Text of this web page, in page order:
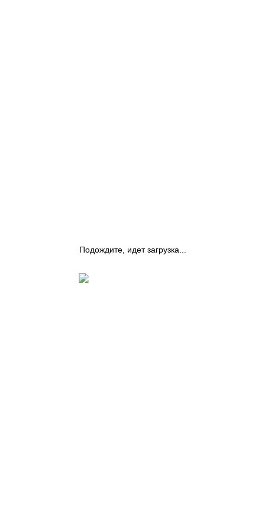
Подождите, идет загрузка...